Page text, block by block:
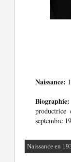
Naissance:
Biographie:
productrice
septembre
Naissance en